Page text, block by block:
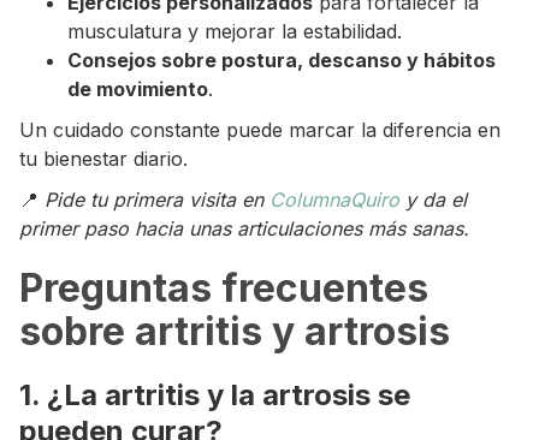
musculatura y mejorar la estabilidad.
Consejos sobre postura, descanso y hábitos
de movimiento.
Un cuidado constante puede marcar la diferencia en
tu bienestar diario.
📍 Pide tu primera visita en ColumnaQuiro y da el
primer paso hacia unas articulaciones más sanas.
Preguntas frecuentes
sobre artritis y artrosis
1. ¿La artritis y la artrosis se
pueden curar?